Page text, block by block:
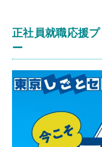
正社員就職応援
ー